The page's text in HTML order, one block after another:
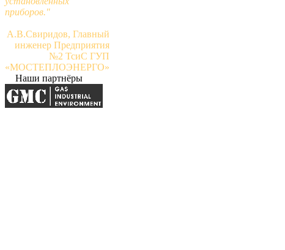
приборов."
А.В.Свиридов, Главный
инженер Предприятия
№2 ТсиС ГУП
«МОСТЕПЛОЭНЕРГО»
Наши партнёры